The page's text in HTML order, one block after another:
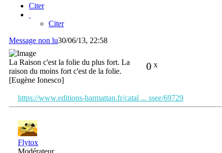
Citer
Citer
Message non lu30/06/13, 22:58
0 x
La Raison c'est la folie du plus fort. La
raison du moins fort c'est de la folie.
[Eugène Ionesco]
https://www.editions-harmattan.fr/catal ... ssee/69729
Flytox